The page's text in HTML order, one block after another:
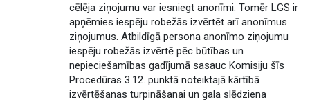
cēlēja ziņojumu var iesniegt anonīmi. Tomēr LGS ir
apņēmies iespēju robežās izvērtēt arī anonīmus
ziņojumus. Atbildīgā persona anonīmo ziņojumu
iespēju robežās izvērtē pēc būtības un
nepieciešamības gadījumā sasauc Komisiju šīs
Procedūras 3.12. punktā noteiktajā kārtībā
izvērtēšanas turpināšanai un gala slēdziena